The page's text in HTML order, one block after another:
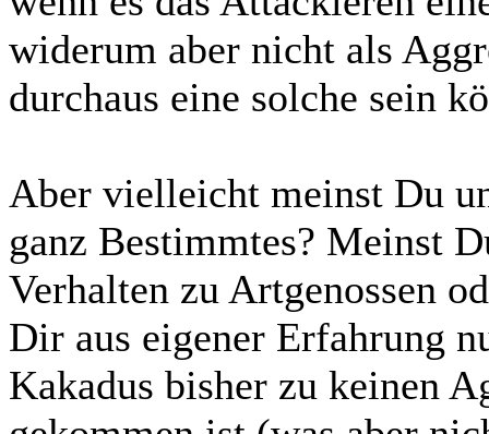
widerum aber nicht als
durchaus eine solche sein
Aber vielleicht meinst Du
ganz Bestimmtes? Meinst
Verhalten zu Artgenossen
Dir aus eigener Erfahrung
Kakadus bisher zu keinen